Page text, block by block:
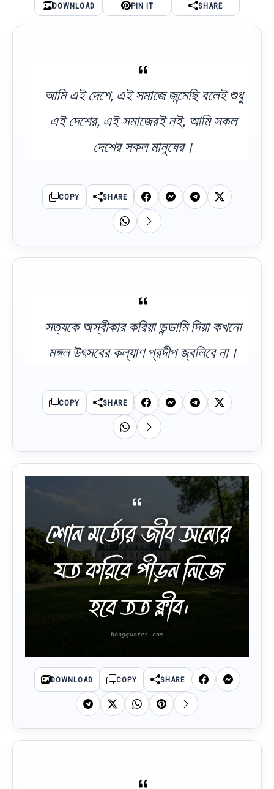
DOWNLOAD PIN IT SHARE
আমি এই দেশে, এই সমাজে জন্মেছি বলেই শুধু
এই দেশের, এই সমাজেরই নই, আমি সকল
দেশের সকল মানুষের।
COPY SHARE
সত্যকে অস্বীকার করিয়া ভন্ডামি দিয়া কখনো
মঙ্গল উৎসবের কল্যাণ প্রদীপ জ্বলিবে না।
COPY SHARE
শোন মর্ত্যের জীব অন্যের
যত করিবে পীড়ন নিজে
হবে তত ক্লীব।
DOWNLOAD COPY SHARE